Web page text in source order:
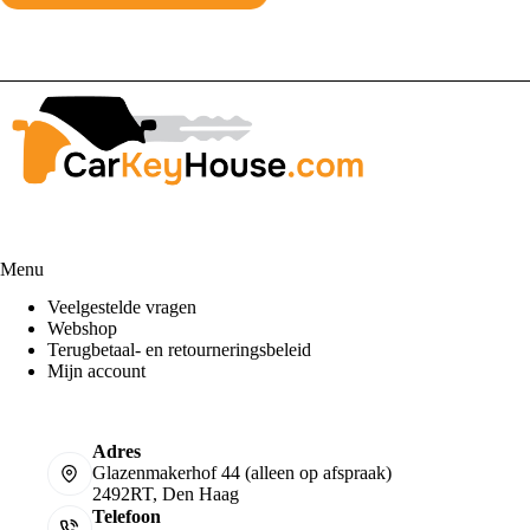
Menu
Veelgestelde vragen
Webshop
Terugbetaal- en retourneringsbeleid
Mijn account
Adres
Glazenmakerhof 44 (alleen op afspraak)
2492RT, Den Haag
Telefoon